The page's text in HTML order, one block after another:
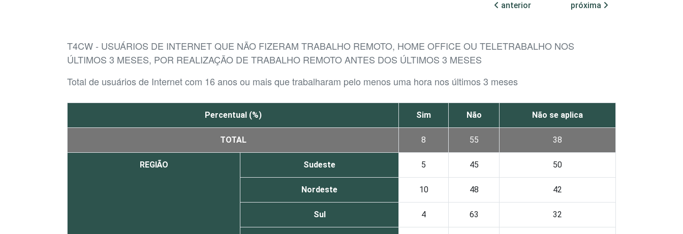
anterior
próxima
T4CW - USUÁRIOS DE INTERNET QUE NÃO FIZERAM TRABALHO REMOTO, HOME OFFICE OU TELETRABALHO NOS
ÚLTIMOS 3 MESES, POR REALIZAÇÃO DE TRABALHO REMOTO ANTES DOS ÚLTIMOS 3 MESES
Total de usuários de Internet com 16 anos ou mais que trabalharam pelo menos uma hora nos últimos 3 meses
Percentual (%) Sim Não Não se aplica
TOTAL 8 55 38
REGIÃO Sudeste 5 45 50
Nordeste 10 48 42
Sul 4 63 32